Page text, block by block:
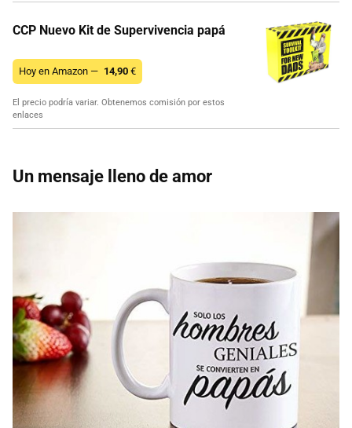
CCP Nuevo Kit de Supervivencia papá
Hoy en Amazon — 14,90 €
El precio podría variar. Obtenemos comisión por estos
enlaces
Un mensaje lleno de amor